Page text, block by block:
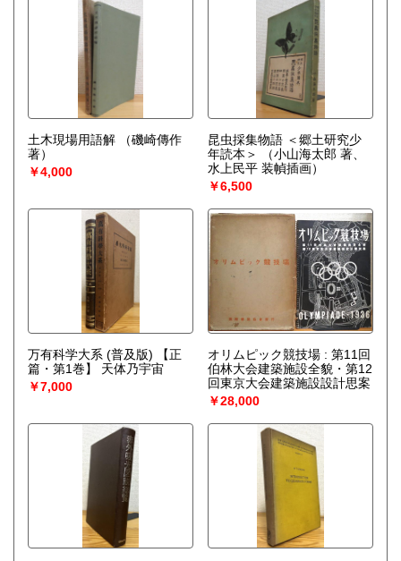
土木現場用語解
（磯崎傳作
著）
￥4,000
昆虫採集物語 ＜郷土研究少
年読本＞
（小山海太郎 著、
水上民平 装幀插画）
￥6,500
万有科学大系 (普及版) 【正
篇・第1巻】 天体乃宇宙
￥7,000
オリムピック競技場 : 第11回
伯林大会建築施設全貌・第12
回東京大会建築施設設計思案
￥28,000